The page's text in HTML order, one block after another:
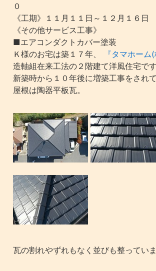
０
《工期》１１月１１日～１２月１６日
《その他サービス工事》
■エアコンダクトカバー塗装
Ｋ様のお宅は築１７年、
『タマホーム(
造軸組在来工法の２階建て洋風住宅です
新築時から１０年後に増築工事をされて
屋根は陶器平板瓦。
瓦の割れやずれもなく並びも整っていま